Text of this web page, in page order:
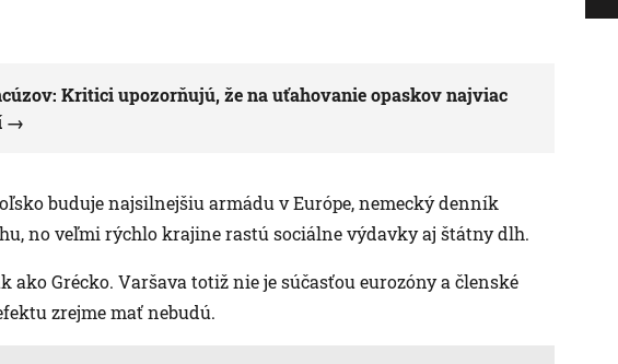
Kritici upozorňujú, že na uťahovanie opaskov najviac
buduje najsilnejšiu armádu v Európe, nemecký denník
no veľmi rýchlo krajine rastú sociálne výdavky aj štátny dlh.
ako Grécko. Varšava totiž nie je súčasťou eurozóny a členské
zrejme mať nebudú.